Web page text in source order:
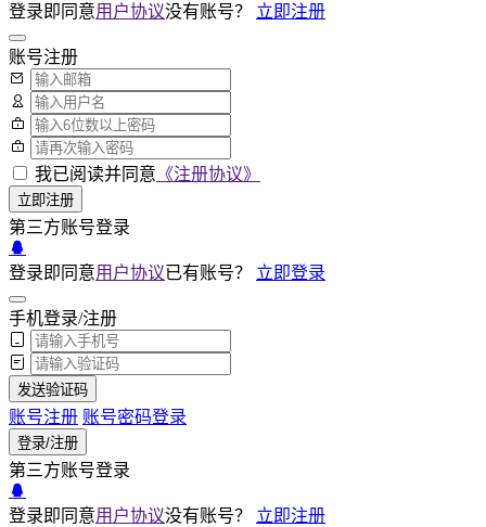
登录即同意用户协议没有账号？ 立即注册
账号注册
我已阅读并同意 《注册协议》
立即注册
第三方账号登录
登录即同意用户协议已有账号？ 立即登录
手机登录/注册
发送验证码
账号注册 账号密码登录
登录/注册
第三方账号登录
登录即同意用户协议没有账号？ 立即注册